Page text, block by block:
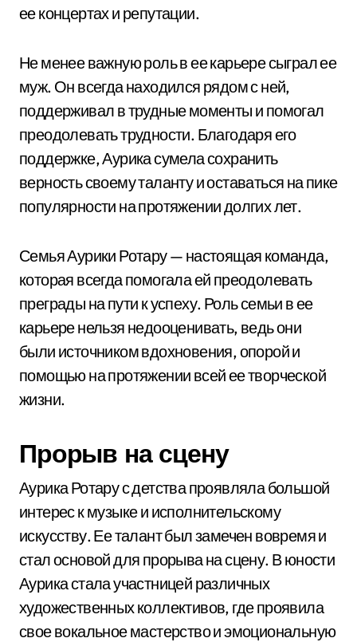
ее концертах и репутации.
Не менее важную роль в ее карьере сыграл ее
муж. Он всегда находился рядом с ней,
поддерживал в трудные моменты и помогал
преодолевать трудности. Благодаря его
поддержке, Аурика сумела сохранить
верность своему таланту и оставаться на пике
популярности на протяжении долгих лет.
Семья Аурики Ротару — настоящая команда,
которая всегда помогала ей преодолевать
преграды на пути к успеху. Роль семьи в ее
карьере нельзя недооценивать, ведь они
были источником вдохновения, опорой и
помощью на протяжении всей ее творческой
жизни.
Прорыв на сцену
Аурика Ротару с детства проявляла большой
интерес к музыке и исполнительскому
искусству. Ее талант был замечен вовремя и
стал основой для прорыва на сцену. В юности
Аурика стала участницей различных
художественных коллективов, где проявила
свое вокальное мастерство и эмоциональную